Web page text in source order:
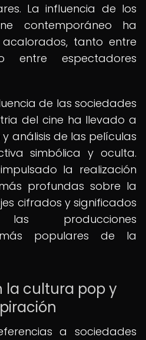
La influencia de los
contemporáneo ha
tanto entre
entre espectadores
de las sociedades
del cine ha llevado a
análisis de las películas
simbólica y oculta.
la realización
profundas sobre la
cifrados y significados
producciones
populares de la
la cultura pop y
a sociedades